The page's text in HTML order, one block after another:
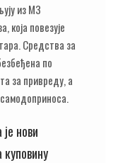
из МЗ
која повезује
Средства за
по
за привреду, а
нови